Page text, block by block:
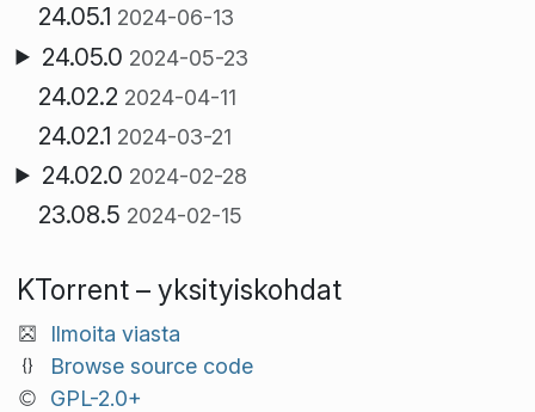
24.05.1 2024-06-13
24.05.0 2024-05-23
24.02.2 2024-04-11
24.02.1 2024-03-21
24.02.0 2024-02-28
23.08.5 2024-02-15
KTorrent – yksityiskohdat
Ilmoita viasta
Browse source code
GPL-2.0+